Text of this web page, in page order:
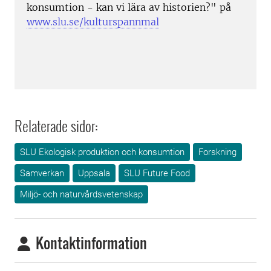
konsumtion - kan vi lära av historien?" på
www.slu.se/kulturspannmal
Relaterade sidor:
SLU Ekologisk produktion och konsumtion
Forskning
Samverkan
Uppsala
SLU Future Food
Miljö- och naturvårdsvetenskap
Kontaktinformation